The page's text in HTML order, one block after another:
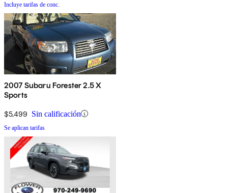
Incluye tarifas de conc.
2007 Subaru Forester 2.5 X
Sports
$5,499 Sin calificación
Se aplican tarifas